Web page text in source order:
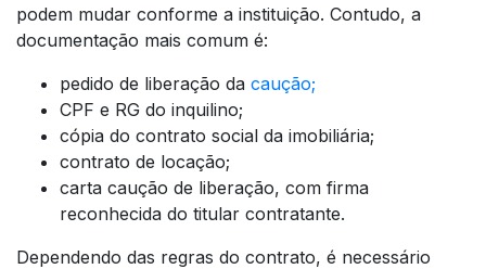
podem mudar conforme a instituição. Contudo, a
documentação mais comum é:
pedido de liberação da caução;
CPF e RG do inquilino;
cópia do contrato social da imobiliária;
contrato de locação;
carta caução de liberação, com firma
reconhecida do titular contratante.
Dependendo das regras do contrato, é necessário